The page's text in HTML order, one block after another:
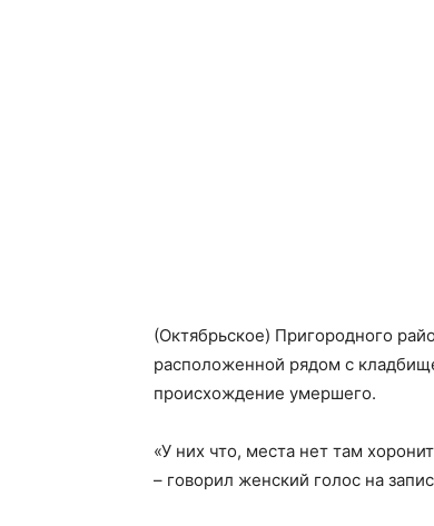
(Октябрьское) Пригородного
расположенной рядом с
происхождение умершего.
«У них что, места нет там
– говорил женский голос на